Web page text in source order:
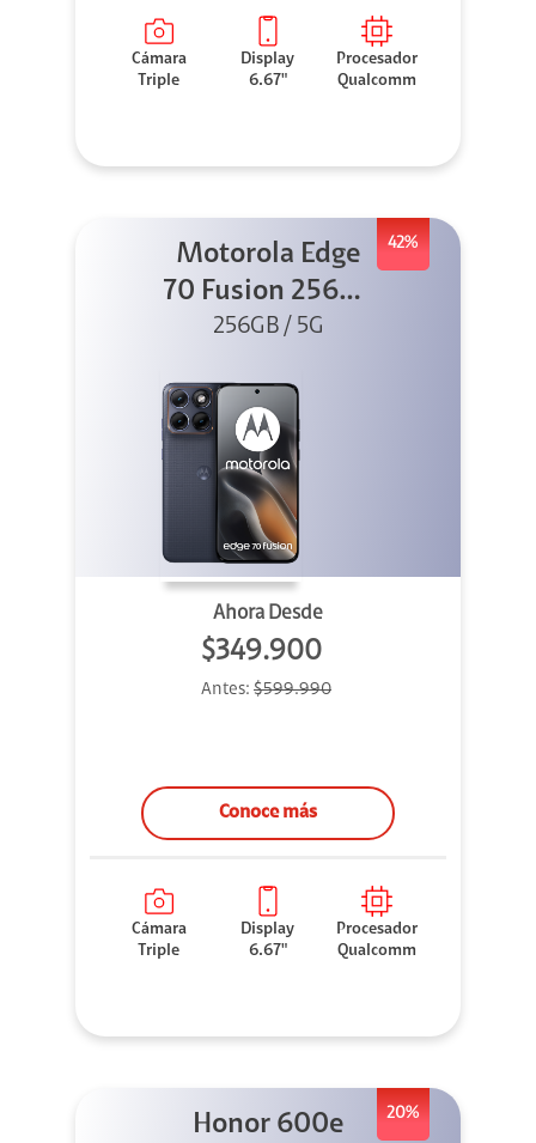
Cámara
Triple
Display
6.67"
Procesador
Qualcomm
42%
Motorola Edge
70 Fusion 256GB
Azul
256GB / 5G
Ahora Desde
$349.900
Antes: $599.990
Conoce más
Cámara
Triple
Display
6.67"
Procesador
Qualcomm
20%
Honor 600e